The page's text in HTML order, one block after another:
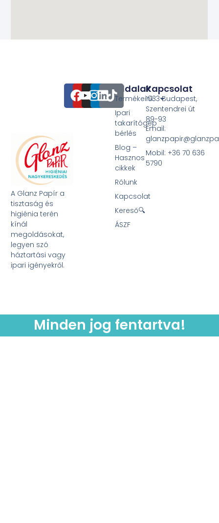
A Glanz Papír a
tisztaság és
higiénia terén
kínál
megoldásokat,
legyen szó
háztartási vagy
ipari igényekről.
Oldalak
Termékeink
Ipari
takarítógép
bérlés
Blog –
Hasznos
cikkek
Rólunk
Kapcsolat
Kereső🔍
ÁSZF
Kapcsolat
1033 Budapest,
Szentendrei út
89-93
Email:
Mobil: +36 70 636
5790
Minden jog fentartva!